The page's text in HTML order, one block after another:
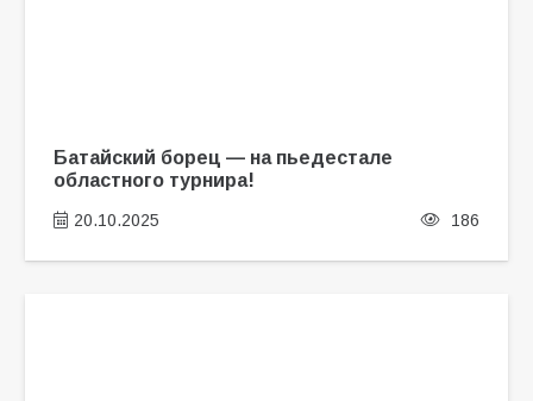
Батайский борец — на пьедестале
областного турнира!
20.10.2025 186